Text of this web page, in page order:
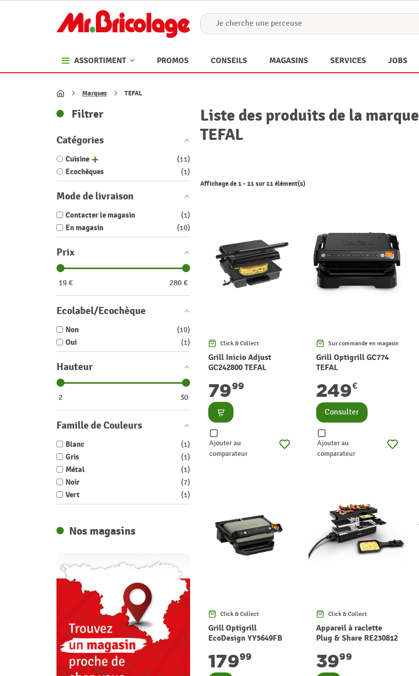
ASSORTIMENT PROMOS CONSEILS MAGASINS SERVICES JOBS
Accueil
Marques TEFAL
Filtrer
Catégories
Cuisine 11
Ecochèques 1
Mode de livraison
Contacter le magasin 1
En magasin 10
Prix
19 € 280 €
Ecolabel/Ecochèque
Non 10
Oui 1
Hauteur
2 30
Famille de Couleurs
Blanc 1
Gris 1
Métal 1
Noir 7
Vert 1
Nos magasins
Liste des produits de la marque
TEFAL
Affichage de 1 - 11 sur 11 élément(s)
Click & Collect
Grill Inicio Adjust
GC242800 TEFAL
7999
Consulter
Ajouter au
comparateur
Sur commande en magasin
Grill Optigrill GC774
TEFAL
249€
Consulter
Ajouter au
comparateur
Click & Collect
Grill Optigrill
EcoDesign YY5649FB
17999
Click & Collect
Appareil à raclette
Plug & Share RE230812
3999